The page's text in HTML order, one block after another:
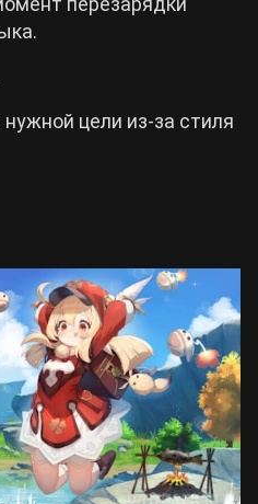
цели из-за стиля